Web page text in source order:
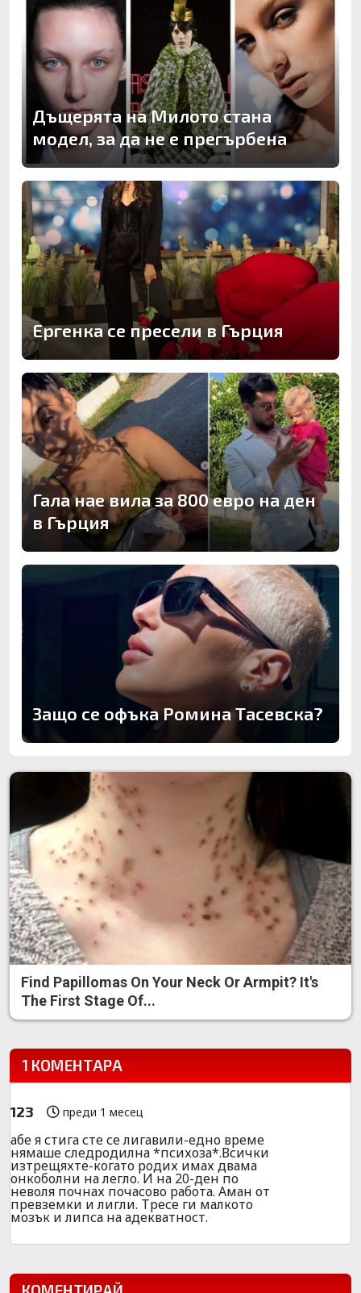
Дъщерята на Милото стана
модел, за да не е прегърбена
Ергенка се пресели в Гърция
Гала нае вила за 800 евро на ден
в Гърция
Защо се офъка Ромина Тасевска?
Find Papillomas On Your Neck Or Armpit? It's
The First Stage Of...
1 КОМЕНТАРА
123 преди 1 месец
абе я стига сте се лигавили-едно време
нямаше следродилна *психоза*.Всички
изтрещяхте-когато родих имах двама
онкоболни на легло. И на 20-ден по
неволя почнах почасово работа. Аман от
превземки и лигли. Тресе ги малкото
мозък и липса на адекватност.